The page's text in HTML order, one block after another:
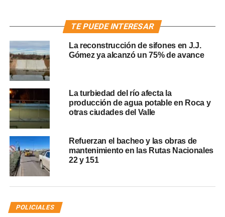
TE PUEDE INTERESAR
La reconstrucción de sifones en J.J.
Gómez ya alcanzó un 75% de avance
La turbiedad del río afecta la
producción de agua potable en Roca y
otras ciudades del Valle
Refuerzan el bacheo y las obras de
mantenimiento en las Rutas Nacionales
22 y 151
POLICIALES